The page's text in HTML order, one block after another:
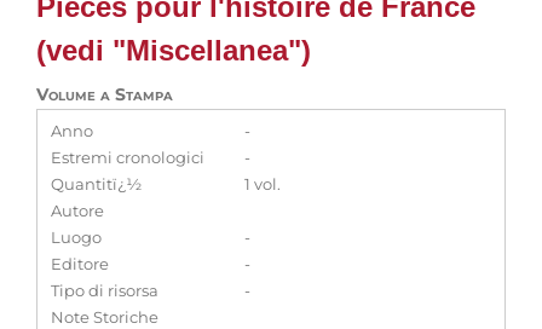
Piéces pour l'histoire de France
(vedi "Miscellanea")
Volume a Stampa
Anno
-
Estremi cronologici
-
Quantitï¿½
1 vol.
Autore
Luogo
-
Editore
-
Tipo di risorsa
-
Note Storiche